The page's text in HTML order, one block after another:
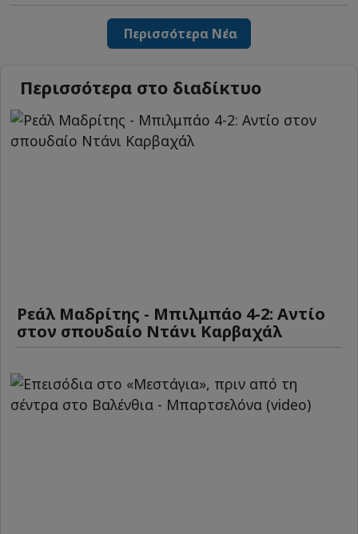
Περισσότερα Νέα
Περισσότερα στο διαδίκτυο
Ρεάλ Μαδρίτης - Μπιλμπάο 4-2: Αντίο
στον σπουδαίο Ντάνι Καρβαχάλ